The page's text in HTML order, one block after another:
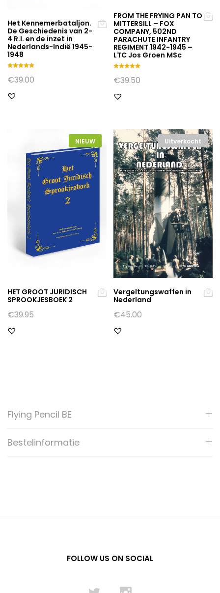
Het Kennemerbataljon.
De Geschiedenis van 2-
4 R.I. en de inzet in
Nederlands-Indië 1945-
1948
Gewaarde
erd
uit 5
€39.00
FROM THE FRYING PAN TO
MITTERSILL – FOX
COMPANY, 502ND
PARACHUTE INFANTRY
REGIMENT 1942-1945 –
LTC Jos Groen MSc
Gewaarde
erd
uit 5
€39.50
NIEUW
HET GROOT JURIDISCH
SPROOKJESBOEK 2
€39.95
Uitverkocht
Vergeltungswaffen in
Nederland
€45.00
Flying Pencil BE
Bestelinformatie
FOLLOW US ON SOCIAL